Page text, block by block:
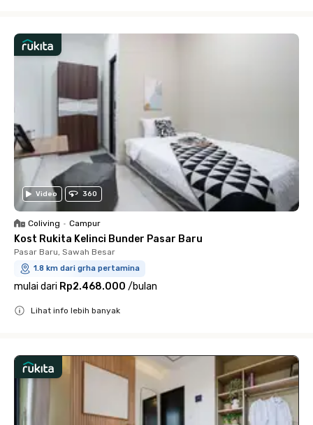
Video 360
Coliving • Campur
Kost Rukita Kelinci Bunder Pasar Baru
Pasar Baru, Sawah Besar
1.8 km dari grha pertamina
mulai dari Rp2.468.000 /bulan
Lihat info lebih banyak